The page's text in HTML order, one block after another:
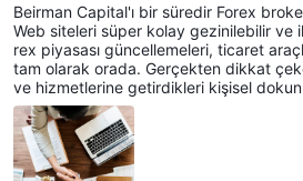
Beirman Capital'ı bir süredir Forex
Web siteleri süper kolay gezinilebilir ve
rex piyasası güncellemeleri, ticaret
tam olarak orada. Gerçekten dikkat
ve hizmetlerine getirdikleri kişisel
endiğimi hissettim ve görüşleri
ı almama yardımcı oldu. Güvenilir ve
erkese kesinlikle tavsiye ederim.